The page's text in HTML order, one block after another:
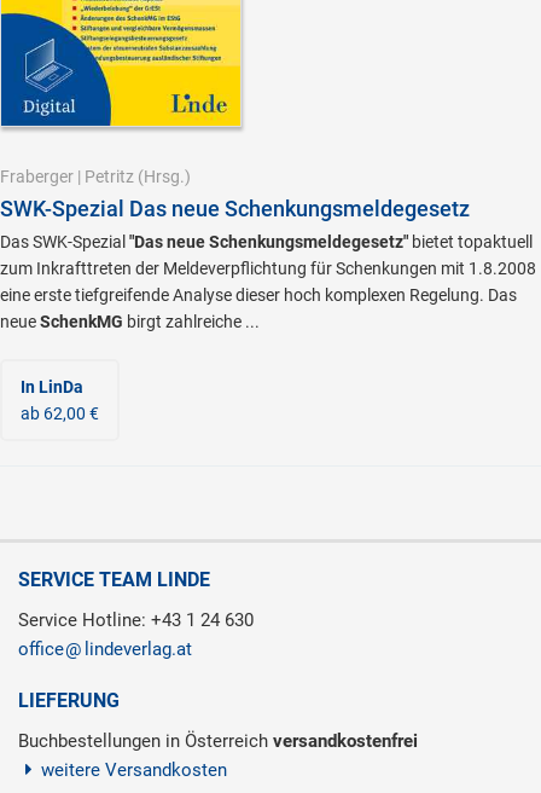
Fraberger | Petritz (Hrsg.)
SWK-Spezial Das neue Schenkungsmeldegesetz
Das SWK-Spezial "Das neue Schenkungsmeldegesetz" bietet topaktuell
zum Inkrafttreten der Meldeverpflichtung für Schenkungen mit 1.8.2008
eine erste tiefgreifende Analyse dieser hoch komplexen Regelung. Das
neueSchenkMG birgt zahlreiche ...
In LinDa
ab 62,00 €
SERVICE TEAM LINDE
Service Hotline: +43 1 24 630
office
lindeverlag.at
LIEFERUNG
Buchbestellungen in Österreich versandkostenfrei
weitere Versandkosten